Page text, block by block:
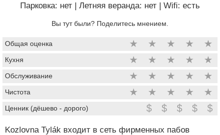
Парковка: нет | Летняя веранда: нет | Wifi: есть
Вы тут были? Поделитесь мнением.
Общая оценка ★ ★ ★ ★ ★
Кухня ★ ★ ★ ★ ★
Обслуживание ★ ★ ★ ★ ★
Чистота ★ ★ ★ ★ ★
Ценник (дёшево - дорого) $ $ $ $ $
Kozlovna Tylák входит в сеть фирменных пабов